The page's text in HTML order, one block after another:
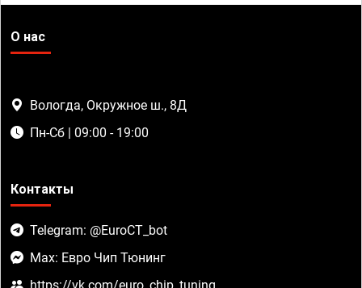
О нас
Вологда, Окружное ш., 8Д
Пн-Сб | 09:00 - 19:00
Контакты
Telegram: @EuroCT_bot
Max: Евро Чип Тюнинг